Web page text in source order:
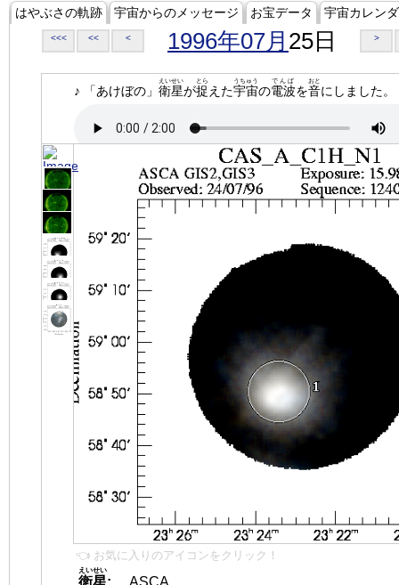
はやぶさの軌跡 宇宙からのメッセージ お宝データ 宇宙カレン
<<< << < 1996年07月 25日 >
♪ 「あけぼの」 衛星
えいせい
が捉
とら
えた宇宙
うちゅう
の電波
でんぱ
を音
おと
にしました。
👈 お気に入りのアイコンをクリック！
衛星
えいせい
:
ASCA